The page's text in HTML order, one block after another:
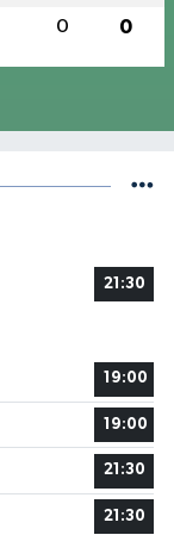
0 0
21:30
19:00
19:00
21:30
21:30